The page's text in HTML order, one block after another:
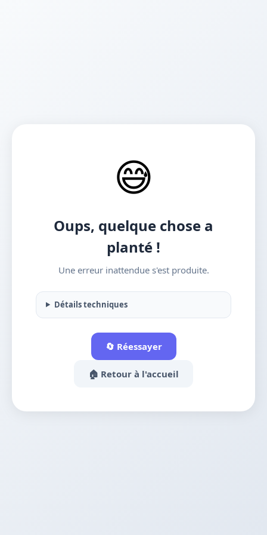
😅
Oups, quelque chose a
planté !
Une erreur inattendue s'est produite.
Détails techniques
🔄 Réessayer
🏠 Retour à l'accueil